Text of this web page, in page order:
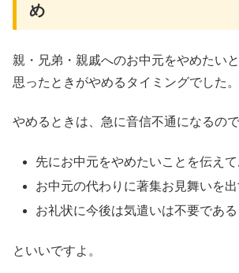
め
親・兄弟・親戚へのお中元をやめたい
思ったときがやめるタイミングでした。
やめるときは、急に音信不通になるので
先にお中元をやめたいことを伝えて
お中元の代わりに著集お見舞いを出
お礼状に今後は気遣いは不要である
といいですよ。